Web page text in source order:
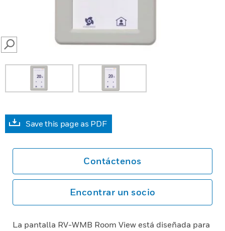
SEARCH
Save this page as PDF
Contáctenos
Encontrar un socio
La pantalla RV-WMB Room View está diseñada para